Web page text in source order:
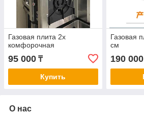
Газовая плита 2х
комфорочная
95 000 ₸
Купить
Газовая
см
190 000
О нас